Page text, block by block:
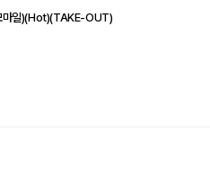
마일)(Hot)(TAKE-OUT)